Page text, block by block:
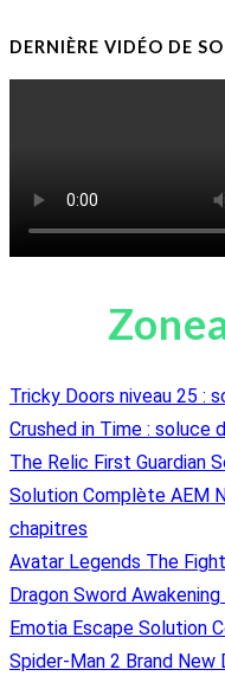
DERNIÈRE VIDÉO DE
Tricky Doors niveau 25 :
Crushed in Time : soluce
The Relic First Guardian
Solution Complète AEM
chapitres
Avatar Legends The
Dragon Sword
Emotia Escape Solution
Spider-Man 2 Brand